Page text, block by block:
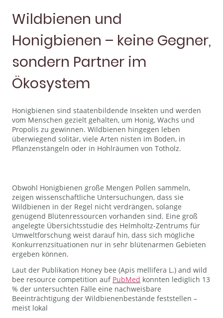
Wildbienen und
Honigbienen – keine Gegner,
sondern Partner im
Ökosystem
Honigbienen sind staatenbildende Insekten und werden
vom Menschen gezielt gehalten, um Honig, Wachs und
Propolis zu gewinnen. Wildbienen hingegen leben
überwiegend solitär, viele Arten nisten im Boden, in
Pflanzenstängeln oder in Hohlräumen von Totholz.
Obwohl Honigbienen große Mengen Pollen sammeln,
zeigen wissenschaftliche Untersuchungen, dass sie
Wildbienen in der Regel nicht verdrängen, solange
genügend Blütenressourcen vorhanden sind. Eine groß
angelegte Übersichtsstudie des Helmholtz-Zentrums für
Umweltforschung weist darauf hin, dass sich mögliche
Konkurrenzsituationen nur in sehr blütenarmen Gebieten
ergeben können.
Laut der Publikation Honey bee (Apis mellifera L.) and wild
bee resource competition auf PubMed konnten lediglich 13
% der untersuchten Fälle eine nachweisbare
Beeinträchtigung der Wildbienenbestände feststellen –
meist lokal